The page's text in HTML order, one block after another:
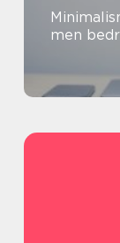
men